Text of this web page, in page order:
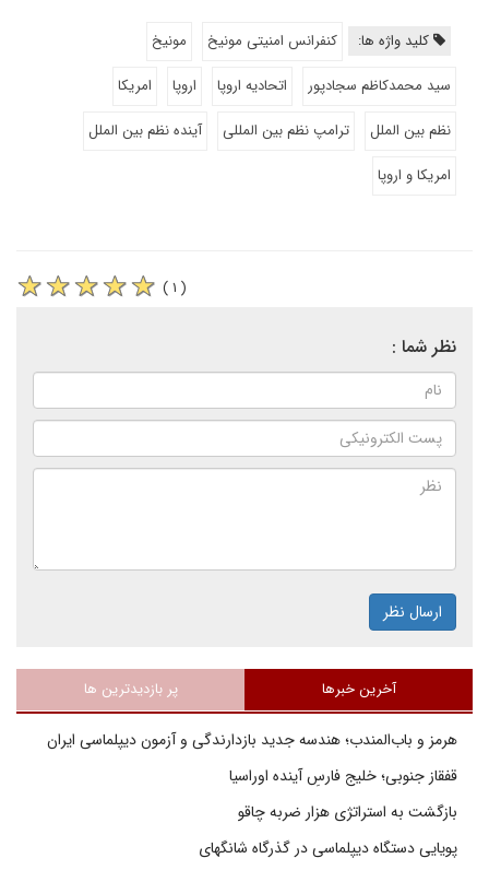
کلید واژه ها: کنفرانس امنیتی مونیخ
مونیخ
سید محمدکاظم سجادپور
اتحادیه اروپا اروپا
امریکا
نظم بین الملل
ترامپ نظم بین المللی
آینده نظم بین الملل
امریکا و اروپا
( ۱ )
نظر شما :
ارسال نظر
آخرین خبرها پر بازدیدترین ها
هرمز و باب‌المندب؛ هندسه جدید بازدارندگی و آزمون دیپلماسی ایران
قفقاز جنوبی؛ خلیج فارسِ آینده اوراسیا
بازگشت به استراتژی هزار ضربه چاقو
پویایی دستگاه دیپلماسی در گذرگاه شانگهای